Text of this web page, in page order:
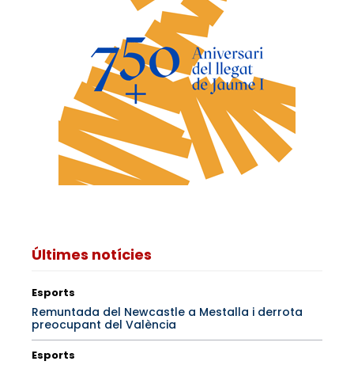
Últimes notícies
Esports
Remuntada del Newcastle a Mestalla i derrota
preocupant del València
Esports